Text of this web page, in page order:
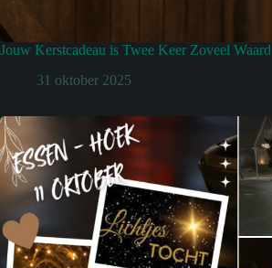
Jouw Kerstcadeau is Twee Keer Zoveel Waard
31 oktober 2025